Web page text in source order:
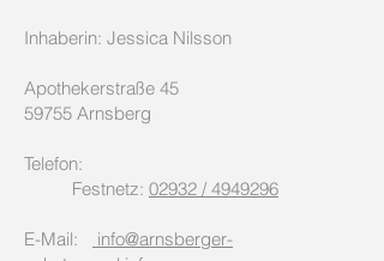
Inhaberin: Jessica Nilsson
Apothekerstraße 45
59755 Arnsberg
Telefon:
Festnetz: 02932 / 4949296
E-Mail:
info@arnsberger-